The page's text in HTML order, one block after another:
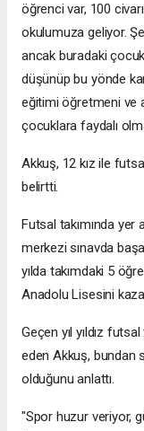
öğrenci var, 100
okulumuza geliyor.
ancak buradaki
düşünüp bu yönde
eğitimi öğretmeni ve
çocuklara faydalı
Akkuş, 12 kız ile
belirtti.
Futsal takımında yer
merkezi sınavda
yılda takımdaki 5
Anadolu Lisesini
Geçen yıl yıldız
eden Akkuş, bundan
olduğunu anlattı.
"Spor huzur veriyor,